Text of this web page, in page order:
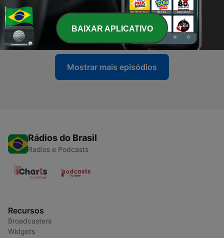
81 - Cléo conta que foi em festinhas clandestinas -
Cortes do Caixa Preta
21 set. 2021
Mostrar mais episódios
Rádios do Brasil
Radios e Podcasts
Recursos
Broadcasters
Widgets
BAIXAR APLICATIVO